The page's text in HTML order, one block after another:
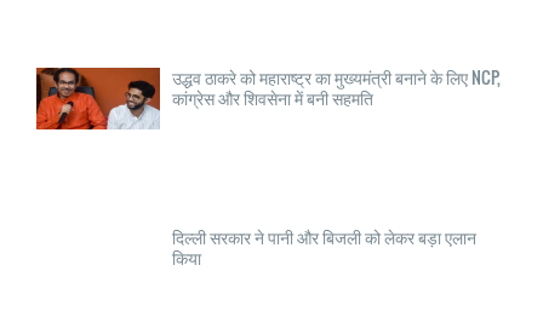
उद्धव ठाकरे को महाराष्ट्र का मुख्यमंत्री बनाने के लिए NCP,
कांग्रेस और शिवसेना में बनी सहमति
दिल्ली सरकार ने पानी और बिजली को लेकर बड़ा एलान
किया